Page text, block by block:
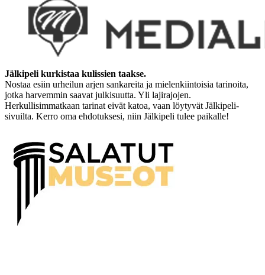
Jälkipeli kurkistaa kulissien taakse.
Nostaa esiin urheilun arjen sankareita ja mielenkiintoisia tarinoita,
jotka harvemmin saavat julkisuutta. Yli lajirajojen.
Herkullisimmatkaan tarinat eivät katoa, vaan löytyvät Jälkipeli-
sivuilta. Kerro oma ehdotuksesi, niin Jälkipeli tulee paikalle!